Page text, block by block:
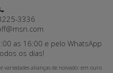
3336
as 16:00 e pelo WhatsApp
os dias!
variedades alianças de noivado: em ouro